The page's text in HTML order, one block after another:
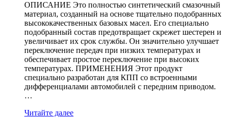
составляла
4.000,65 р..
251,42 р..
ОПИСАНИЕ Это полностью синтетический смазочный
материал, созданный на основе тщательно подобранных
высококачественных базовых масел. Его специально
подобранный состав предотвращает скрежет шестерен и
увеличивает их срок службы. Он значительно улучшает
переключение передач при низких температурах и
обеспечивает простое переключение при высоких
температурах. ПРИМЕНЕНИЯ Этот продукт
специально разработан для КПП со встроенными
дифференциалами автомобилей с передним приводом.
…
Масло
Читайте далее